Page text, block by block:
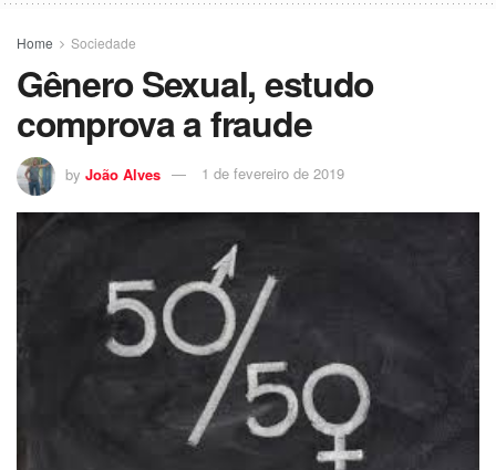
Home Sociedade
Gênero Sexual, estudo
comprova a fraude
by João Alves 1 de fevereiro de 2019